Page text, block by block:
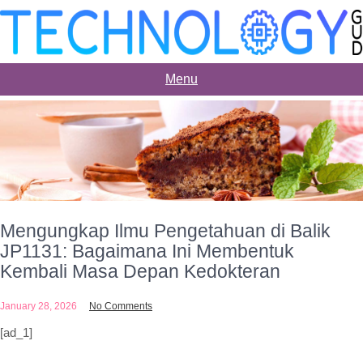
Skip
Menu
Mengungkap Ilmu Pengetahuan di Balik
JP1131: Bagaimana Ini Membentuk
Kembali Masa Depan Kedokteran
January 28, 2026 No Comments
[ad_1]